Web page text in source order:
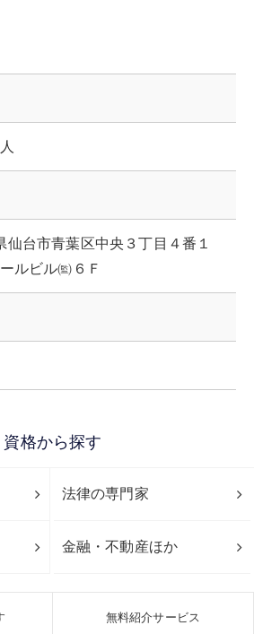
仙台市青葉区中央３丁目４番１
ルビル㈼６Ｆ
資格から探す
法律の専門家
金融・不動産ほか
無料紹介サービス